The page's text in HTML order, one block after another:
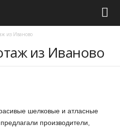
из Иваново
из Иваново
шелковые и атласные
производители,